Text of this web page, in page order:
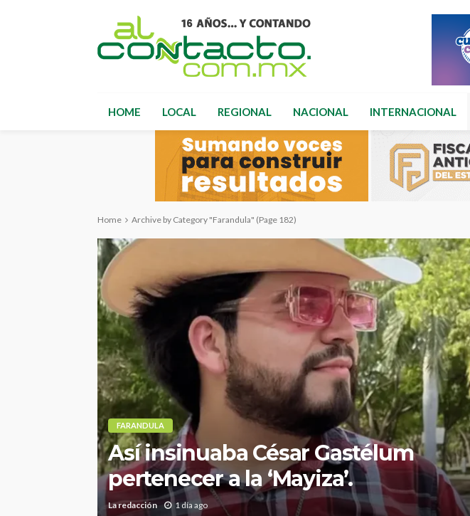
HOME LOCAL REGIONAL NACIONAL INTERNACIONAL
Home Archive by Category "Farandula" (Page 182)
FARANDULA
Así insinuaba César Gastélum
pertenecer a la ‘Mayiza’.
La redacción 1 día ago